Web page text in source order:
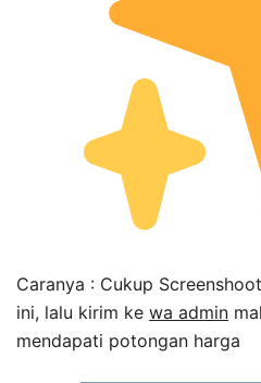
Caranya : Cukup
ini, lalu kirim ke wa admin
mendapati potongan harga